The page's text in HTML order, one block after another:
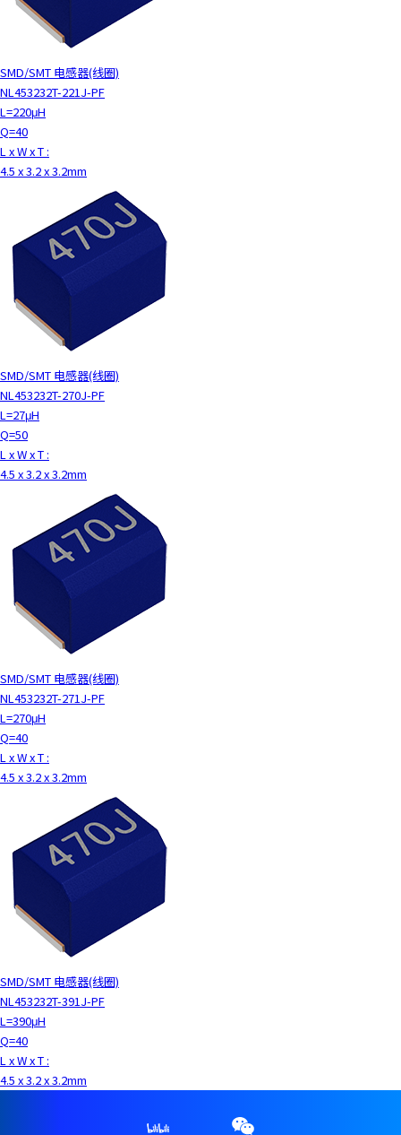
SMD/SMT 电感器(线圈)
NL453232T-221J-PF
L=220μH
Q=40
L x W x T :
4.5 x 3.2 x 3.2mm
SMD/SMT 电感器(线圈)
NL453232T-270J-PF
L=27μH
Q=50
L x W x T :
4.5 x 3.2 x 3.2mm
SMD/SMT 电感器(线圈)
NL453232T-271J-PF
L=270μH
Q=40
L x W x T :
4.5 x 3.2 x 3.2mm
SMD/SMT 电感器(线圈)
NL453232T-391J-PF
L=390μH
Q=40
L x W x T :
4.5 x 3.2 x 3.2mm